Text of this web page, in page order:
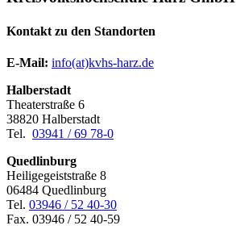
Kontakt zu den Standorten
E-Mail: info(at)kvhs-harz.de
Halberstadt
Theaterstraße 6
38820 Halberstadt
Tel. 03941 / 69 78-0
Quedlinburg
Heiligegeiststraße 8
06484 Quedlinburg
Tel. 03946 / 52 40-30
Fax. 03946 / 52 40-59